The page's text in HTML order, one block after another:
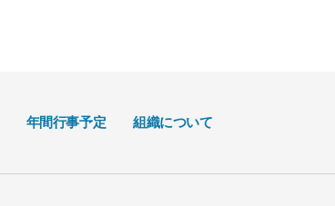
年間行事予定 組織について